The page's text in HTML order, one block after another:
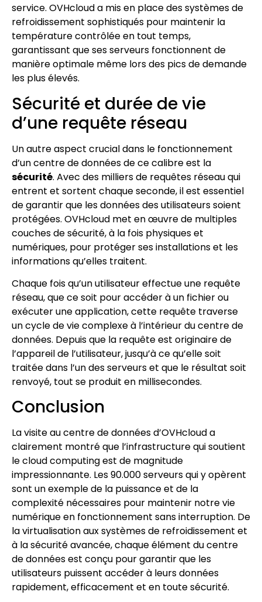
service. OVHcloud a mis en place des systèmes de
refroidissement sophistiqués pour maintenir la
température contrôlée en tout temps,
garantissant que ses serveurs fonctionnent de
manière optimale même lors des pics de demande
les plus élevés.
Sécurité et durée de vie
d’une requête réseau
Un autre aspect crucial dans le fonctionnement
d’un centre de données de ce calibre est la
sécurité. Avec des milliers de requêtes réseau qui
entrent et sortent chaque seconde, il est essentiel
de garantir que les données des utilisateurs soient
protégées. OVHcloud met en œuvre de multiples
couches de sécurité, à la fois physiques et
numériques, pour protéger ses installations et les
informations qu’elles traitent.
Chaque fois qu’un utilisateur effectue une requête
réseau, que ce soit pour accéder à un fichier ou
exécuter une application, cette requête traverse
un cycle de vie complexe à l’intérieur du centre de
données. Depuis que la requête est originaire de
l’appareil de l’utilisateur, jusqu’à ce qu’elle soit
traitée dans l’un des serveurs et que le résultat soit
renvoyé, tout se produit en millisecondes.
Conclusion
La visite au centre de données d’OVHcloud a
clairement montré que l’infrastructure qui soutient
le cloud computing est de magnitude
impressionnante. Les 90.000 serveurs qui y opèrent
sont un exemple de la puissance et de la
complexité nécessaires pour maintenir notre vie
numérique en fonctionnement sans interruption. De
la virtualisation aux systèmes de refroidissement et
à la sécurité avancée, chaque élément du centre
de données est conçu pour garantir que les
utilisateurs puissent accéder à leurs données
rapidement, efficacement et en toute sécurité.